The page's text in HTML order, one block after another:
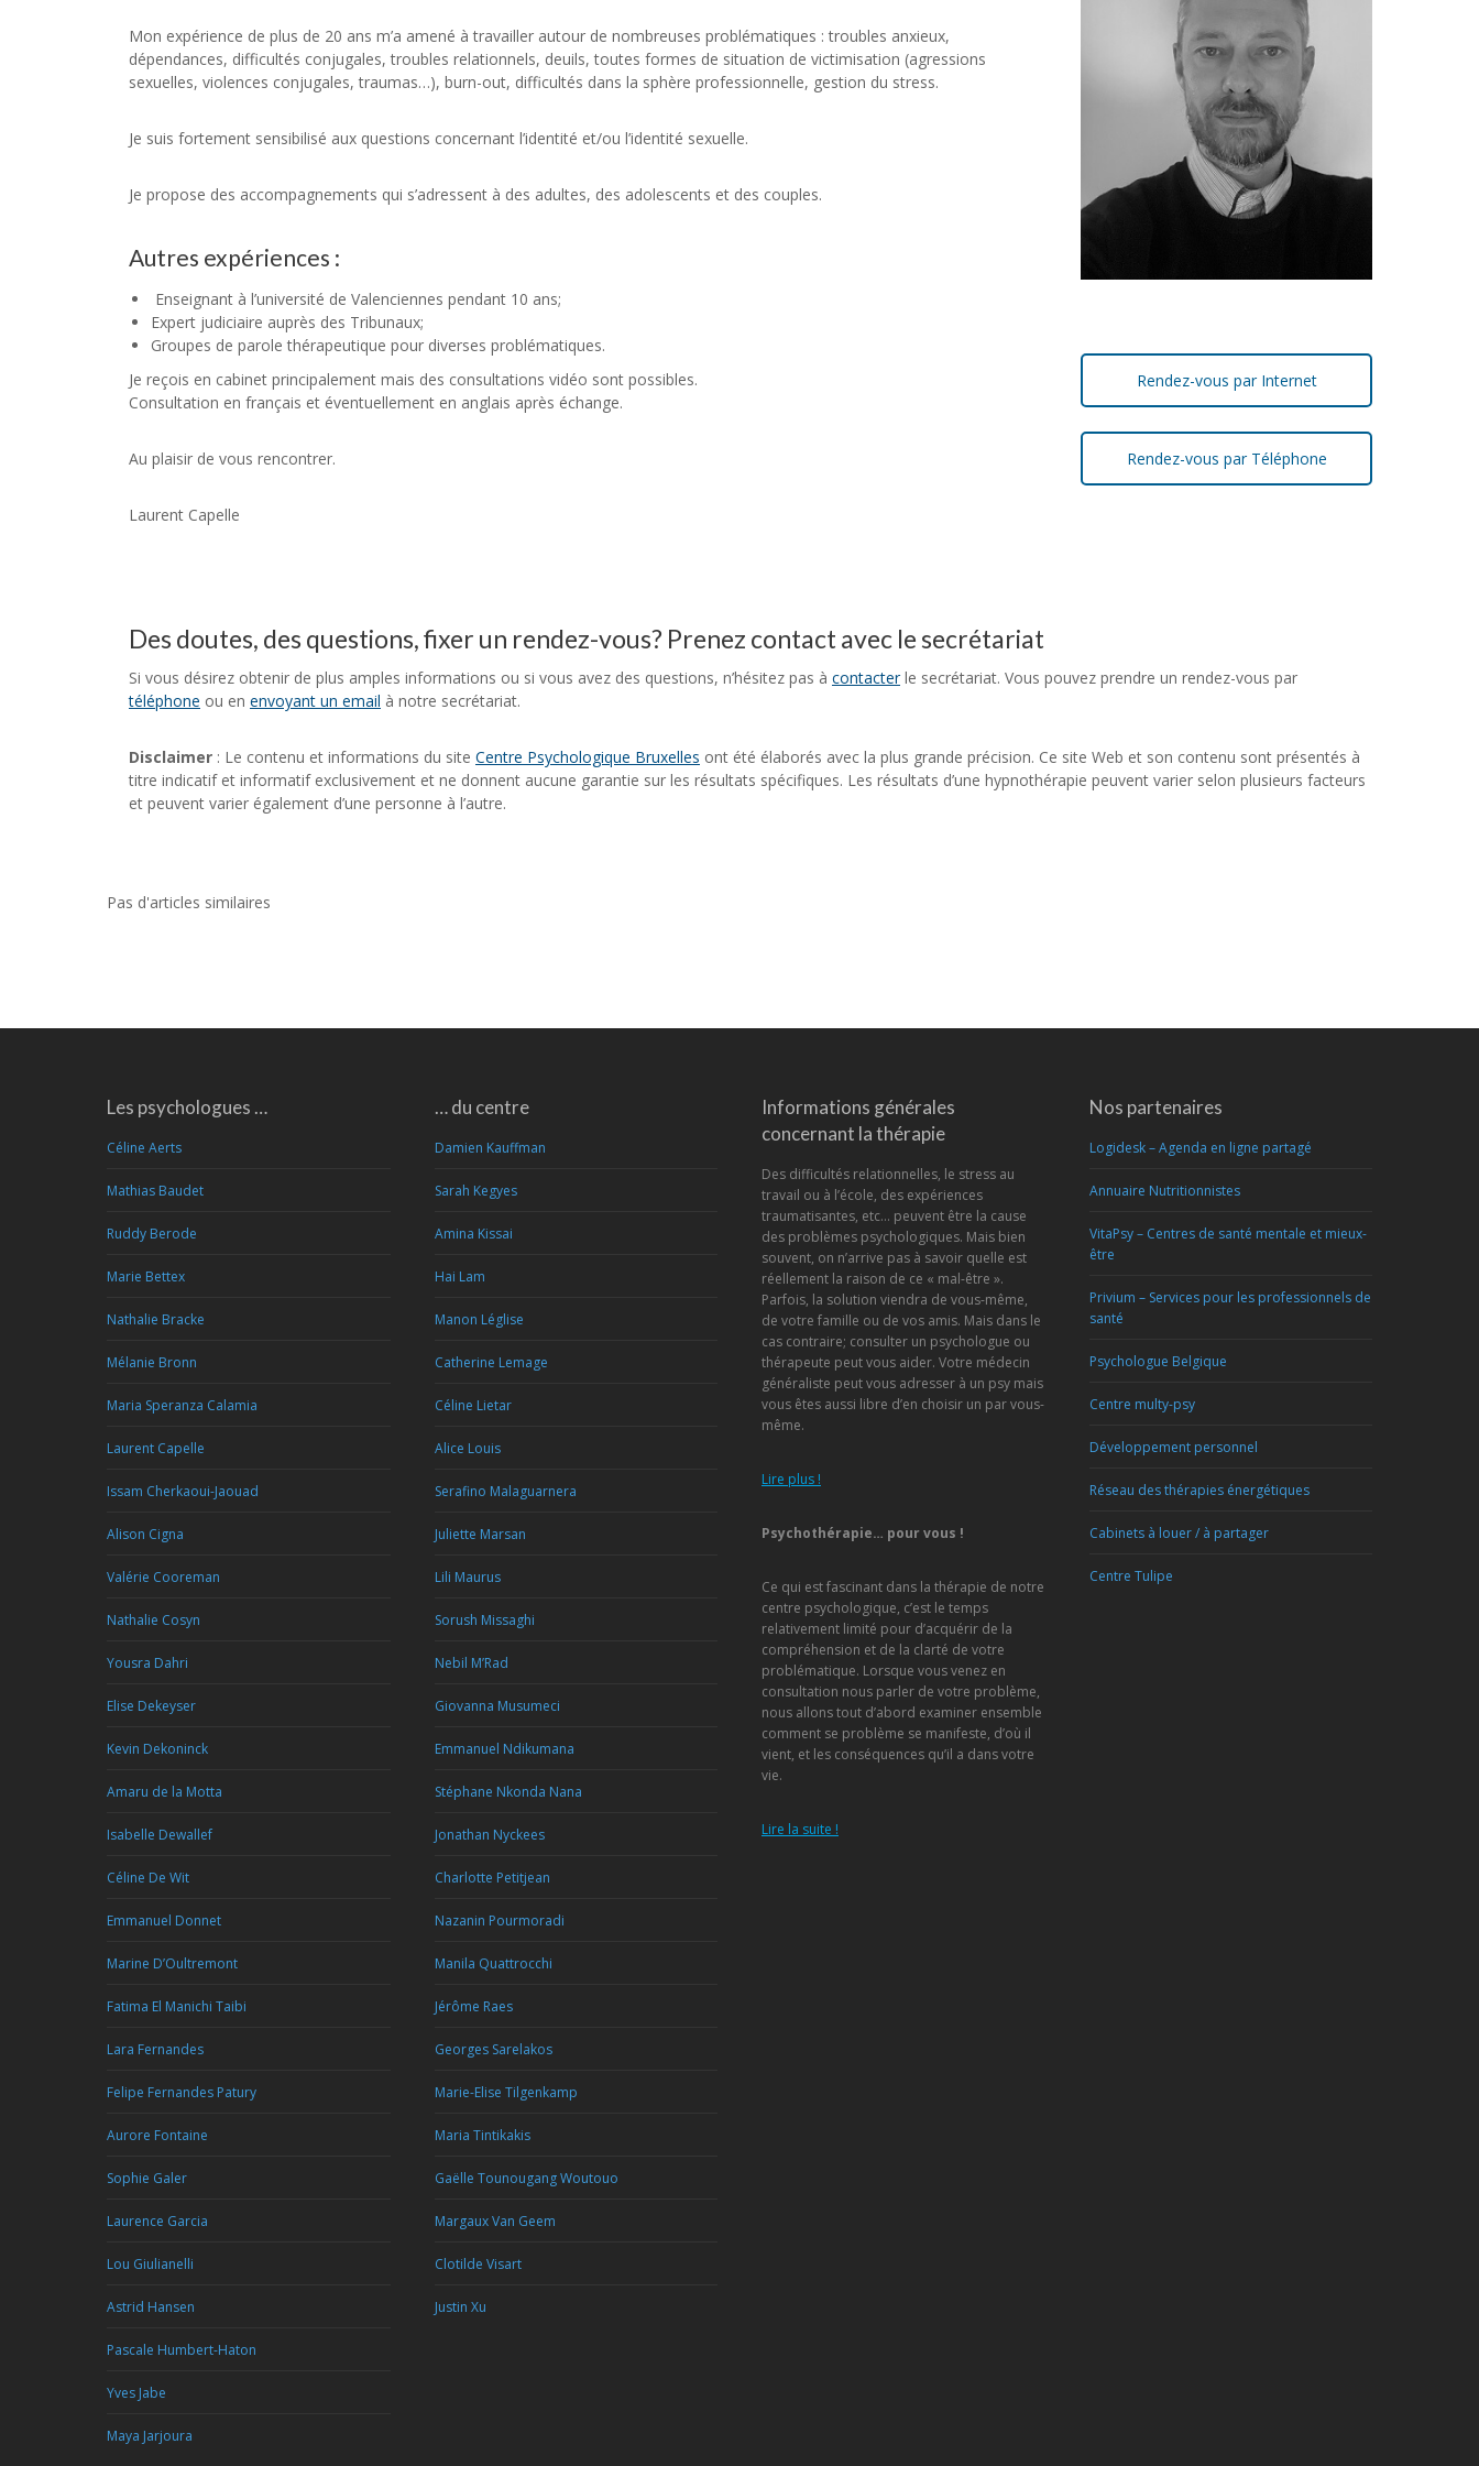
Mon expérience de plus de 20 ans m’a amené à travailler autour de nombreuses problématiques : troubles anxieux,
dépendances, difficultés conjugales, troubles relationnels, deuils, toutes formes de situation de victimisation (agressions
sexuelles, violences conjugales, traumas…), burn-out, difficultés dans la sphère professionnelle, gestion du stress.
Je suis fortement sensibilisé aux questions concernant l’identité et/ou l’identité sexuelle.
Je propose des accompagnements qui s’adressent à des adultes, des adolescents et des couples.
Autres expériences :
Enseignant à l’université de Valenciennes pendant 10 ans;
Expert judiciaire auprès des Tribunaux;
Groupes de parole thérapeutique pour diverses problématiques.
Je reçois en cabinet principalement mais des consultations vidéo sont possibles.
Consultation en français et éventuellement en anglais après échange.
Au plaisir de vous rencontrer.
Laurent Capelle
Rendez-vous par Internet
Rendez-vous par Téléphone
Des doutes, des questions, fixer un rendez-vous? Prenez contact avec le secrétariat
Si vous désirez obtenir de plus amples informations ou si vous avez des questions, n’hésitez pas à contacterle secrétariat. Vous pouvez prendre un rendez-vous par
téléphone ou en envoyant un email à notre secrétariat.
Disclaimer : Le contenu et informations du site Centre Psychologique Bruxelles ont été élaborés avec la plus grande précision. Ce site Web et son contenu sont présentés à
titre indicatif et informatif exclusivement et ne donnent aucune garantie sur les résultats spécifiques. Les résultats d’une hypnothérapie peuvent varier selon plusieurs facteurs
et peuvent varier également d’une personne à l’autre.
Pas d'articles similaires
Les psychologues …
Céline Aerts
Mathias Baudet
Ruddy Berode
Marie Bettex
Nathalie Bracke
Mélanie Bronn
Maria Speranza Calamia
Laurent Capelle
Issam Cherkaoui-Jaouad
Alison Cigna
Valérie Cooreman
Nathalie Cosyn
Yousra Dahri
Elise Dekeyser
Kevin Dekoninck
Amaru de la Motta
Isabelle Dewallef
Céline De Wit
Emmanuel Donnet
Marine D’Oultremont
Fatima El Manichi Taibi
Lara Fernandes
Felipe Fernandes Patury
Aurore Fontaine
Sophie Galer
Laurence Garcia
Lou Giulianelli
Astrid Hansen
Pascale Humbert-Haton
Yves Jabe
Maya Jarjoura
… du centre
Damien Kauffman
Sarah Kegyes
Amina Kissai
Hai Lam
Manon Léglise
Catherine Lemage
Céline Lietar
Alice Louis
Serafino Malaguarnera
Juliette Marsan
Lili Maurus
Sorush Missaghi
Nebil M’Rad
Giovanna Musumeci
Emmanuel Ndikumana
Stéphane Nkonda Nana
Jonathan Nyckees
Charlotte Petitjean
Nazanin Pourmoradi
Manila Quattrocchi
Jérôme Raes
Georges Sarelakos
Marie-Elise Tilgenkamp
Maria Tintikakis
Gaëlle Tounougang Woutouo
Margaux Van Geem
Clotilde Visart
Justin Xu
Informations générales
concernant la thérapie
Des difficultés relationnelles, le stress au
travail ou à l’école, des expériences
traumatisantes, etc… peuvent être la cause
des problèmes psychologiques. Mais bien
souvent, on n’arrive pas à savoir quelle est
réellement la raison de ce « mal-être ».
Parfois, la solution viendra de vous-même,
de votre famille ou de vos amis. Mais dans le
cas contraire; consulter un psychologue ou
thérapeute peut vous aider. Votre médecin
généraliste peut vous adresser à un psy mais
vous êtes aussi libre d’en choisir un par vous-
même.
Lire plus !
Psychothérapie… pour vous !
Ce qui est fascinant dans la thérapie de notre
centre psychologique, c’est le temps
relativement limité pour d’acquérir de la
compréhension et de la clarté de votre
problématique. Lorsque vous venez en
consultation nous parler de votre problème,
nous allons tout d’abord examiner ensemble
comment se problème se manifeste, d’où il
vient, et les conséquences qu’il a dans votre
vie.
Lire la suite !
Nos partenaires
Logidesk – Agenda en ligne partagé
Annuaire Nutritionnistes
VitaPsy – Centres de santé mentale et mieux-
être
Privium – Services pour les professionnels de
santé
Psychologue Belgique
Centre multy-psy
Développement personnel
Réseau des thérapies énergétiques
Cabinets à louer / à partager
Centre Tulipe